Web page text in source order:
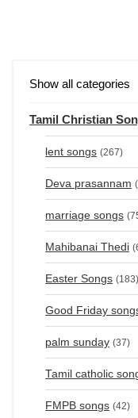
Show all categories
Tamil Christian
lent songs (267)
Deva prasannam
marriage songs
Mahibanai Thedi
Easter Songs (183)
Good Friday
palm sunday (37)
Tamil catholic
FMPB songs (42)